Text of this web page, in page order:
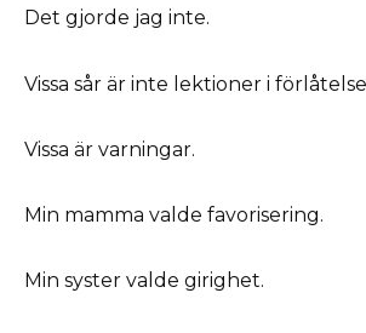
Det gjorde jag inte.
Vissa sår är inte lektioner i
Vissa är varningar.
Min mamma valde favorisering.
Min syster valde girighet.